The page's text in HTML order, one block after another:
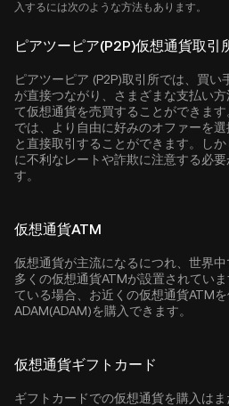
入するには次のような方法もあります。
ピアツーピア(P2P)仮想通貨取引
ピアツーピア (P2P)取引所では、買い
が直接つながり、さまざまな支払い方
て仮想通貨を売買することができます
では、より自由に好みのオファーを
と直接取引することができます。し
に不利なレートや詐欺に注意する必要
す。
仮想通貨ATM
仮想通貨が主流になるにつれ、世界
多くの仮想通貨ATMが設置されてい
ている場合、お近くの仮想通貨ATM
ADAM(ADAM)を購入できます。
仮想通貨ギフトカード
ギフトカードでの仮想通貨を購入はま